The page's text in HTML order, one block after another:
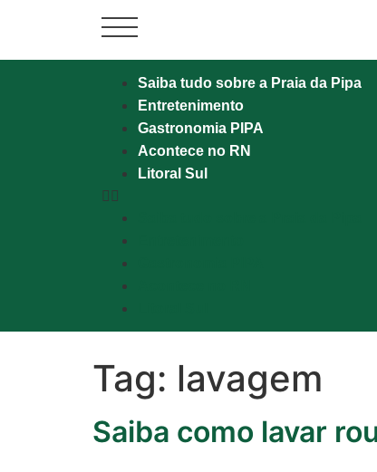
Comunidade
Acontece no
Comércio e
Negócios na
Turismo
Saiba tudo sobre a Praia da Pipa
Entretenimento
Gastronomia PIPA
Acontece no RN
Litoral Sul
Tag: lavagem
Saiba como lavar